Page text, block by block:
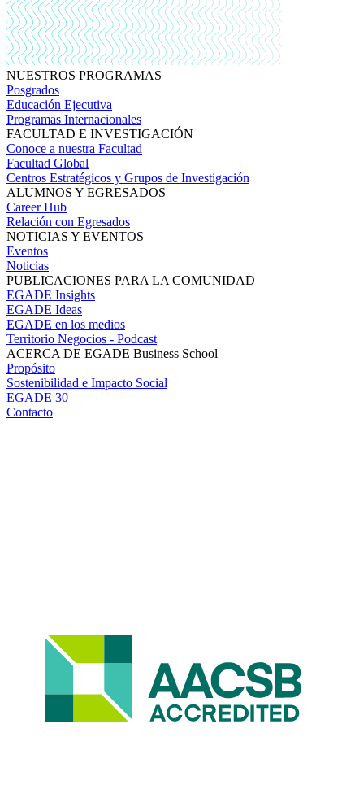
NUESTROS PROGRAMAS
Posgrados
Educación Ejecutiva
Programas Internacionales
FACULTAD E INVESTIGACIÓN
Conoce a nuestra Facultad
Facultad Global
Centros Estratégicos y Grupos de Investigación
ALUMNOS Y EGRESADOS
Career Hub
Relación con Egresados
NOTICIAS Y EVENTOS
Eventos
Noticias
PUBLICACIONES PARA LA COMUNIDAD
EGADE Insights
EGADE Ideas
EGADE en los medios
Territorio Negocios - Podcast
ACERCA DE EGADE Business School
Propósito
Sostenibilidad e Impacto Social
EGADE 30
Contacto